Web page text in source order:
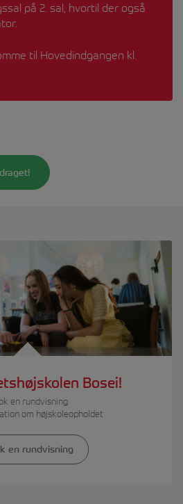
på 2. sal, hvortil der også
til Hovedindgangen kl.
Bosei!
en rundvisning
om højskoleopholdet
en rundvisning